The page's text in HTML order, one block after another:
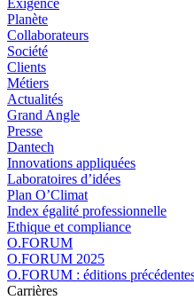
Exigence
Planète
Collaborateurs
Société
Clients
Métiers
Actualités
Grand Angle
Presse
Dantech
Innovations appliquées
Laboratoires d’idées
Plan O’Climat
Index égalité professionnelle
Ethique et compliance
O.FORUM
O.FORUM 2025
O.FORUM : éditions
Carrières